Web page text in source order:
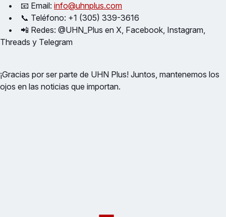
• 📧 Email: info@uhnplus.com
• 📞 Teléfono: +1 (305) 339-3616
• 📲 Redes: @UHN_Plus en X, Facebook, Instagram,
Threads y Telegram
¡Gracias por ser parte de UHN Plus! Juntos, mantenemos los
ojos en las noticias que importan.